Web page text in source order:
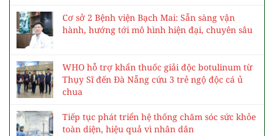
Cơ sở 2 Bệnh viện Bạch Mai: Sẵn sàng vận
hành, hướng tới mô hình hiện đại, chuyên sâu
WHO hỗ trợ khẩn thuốc giải độc botulinum từ
Thụy Sĩ đến Đà Nẵng cứu 3 trẻ ngộ độc cá ủ
chua
Tiếp tục phát triển hệ thống chăm sóc sức khỏe
toàn diện, hiệu quả vì nhân dân